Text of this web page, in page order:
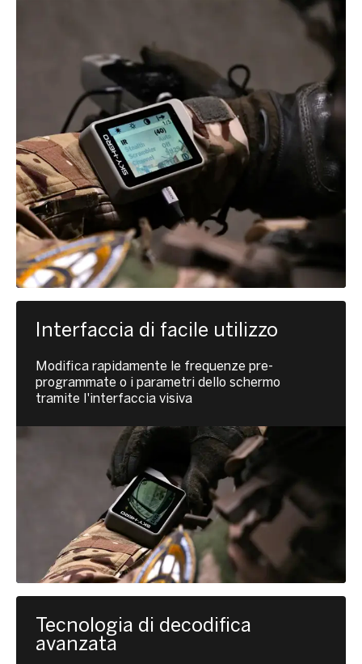
Interfaccia di facile utilizzo
Modifica rapidamente le frequenze pre-
programmate o i parametri dello schermo
tramite l'interfaccia visiva
Tecnologia di decodifica
avanzata